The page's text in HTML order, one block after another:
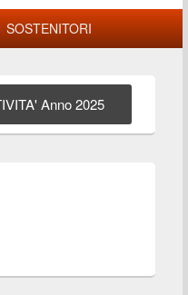
SOSTENITORI
Anno 2025